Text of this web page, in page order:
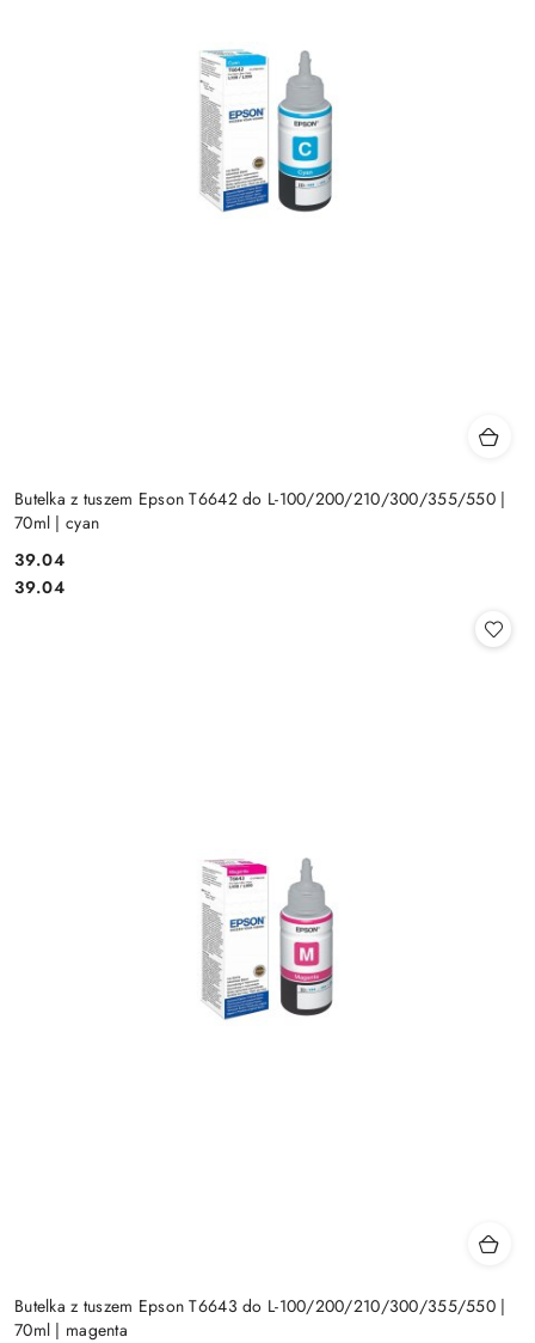
Butelka z tuszem Epson T6642 do L-100/200/210/300/355/550 |
70ml | cyan
Cena:
39.04
Cena:
39.04
Butelka z tuszem Epson T6643 do L-100/200/210/300/355/550 |
70ml | magenta